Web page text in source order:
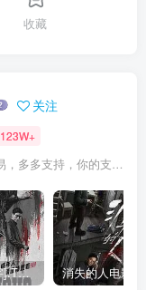
收藏
关注
123W+
迅雷电影天堂创始人,网站不易，多多支持，你的支持，是我前进的动力！
火遮眼[国语中字].The.Furious.2026.1080p+2160p高清下载